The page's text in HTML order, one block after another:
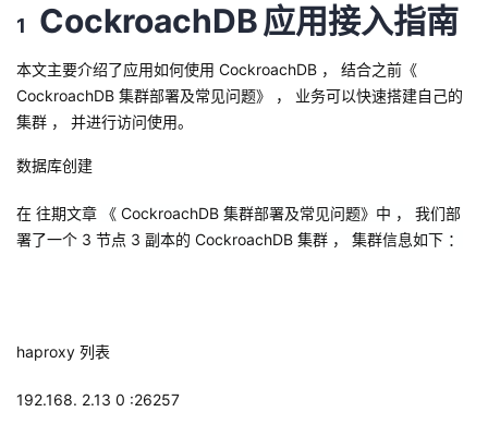
1 CockroachDB应用接入指南
本文主要介绍了应用如何使用 CockroachDB ， 结合之前《
CockroachDB 集群部署及常见问题》 ， 业务可以快速搭建自己的
集群 ， 并进行访问使用。
数据库创建
在 往期文章 《 CockroachDB 集群部署及常见问题》中 ， 我们部
署了一个 3 节点 3 副本的 CockroachDB 集群 ， 集群信息如下 ：
haproxy 列表
192.168. 2.13 0 :26257